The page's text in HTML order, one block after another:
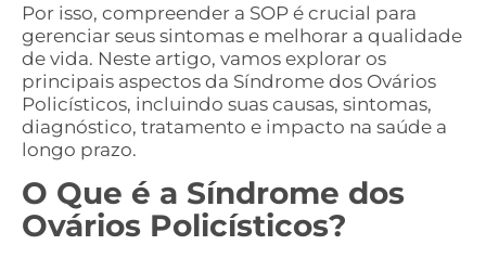
Por isso, compreender a SOP é crucial para
gerenciar seus sintomas e melhorar a qualidade
de vida. Neste artigo, vamos explorar os
principais aspectos da Síndrome dos Ovários
Policísticos, incluindo suas causas, sintomas,
diagnóstico, tratamento e impacto na saúde a
longo prazo.
O Que é a Síndrome dos
Ovários Policísticos?